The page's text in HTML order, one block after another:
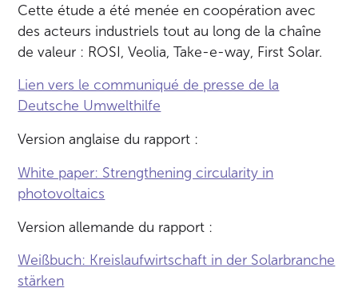
Cette étude a été menée en coopération avec
des acteurs industriels tout au long de la chaîne
de valeur : ROSI, Veolia, Take-e-way, First Solar.
Lien vers le communiqué de presse de la
Deutsche Umwelthilfe
Version anglaise du rapport :
White paper: Strengthening circularity in
photovoltaics
Version allemande du rapport :
Weißbuch: Kreislaufwirtschaft in der Solarbranche
stärken